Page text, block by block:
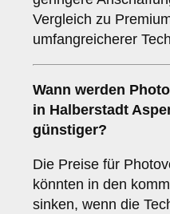
Vergleich zu
umfangreicherer
Wann werden
in Halberstadt
günstiger?
Die Preise für
könnten in den
sinken, wenn die